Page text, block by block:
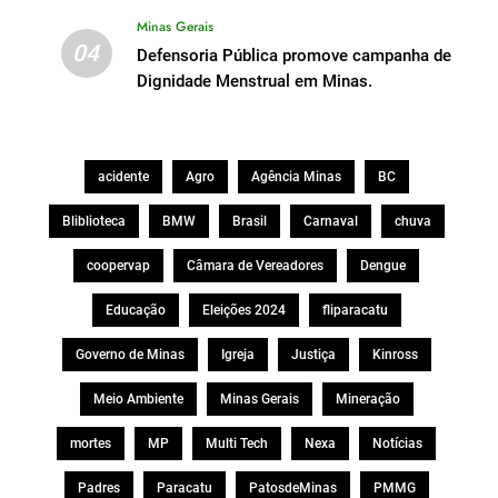
04
Minas Gerais
Defensoria Pública promove campanha de
Dignidade Menstrual em Minas.
acidente Agro Agência Minas BC
Bliblioteca BMW Brasil Carnaval chuva
coopervap Câmara de Vereadores Dengue
Educação Eleições 2024 fliparacatu
Governo de Minas Igreja Justiça Kinross
Meio Ambiente Minas Gerais Mineração
mortes MP Multi Tech Nexa Notícias
Padres Paracatu PatosdeMinas PMMG